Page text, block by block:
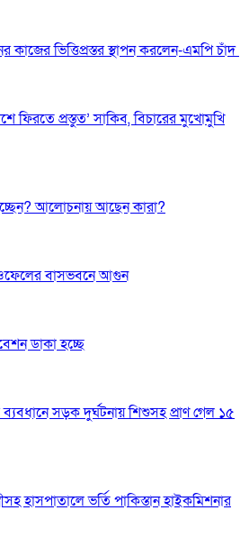
কাজের ভিত্তিপ্রস্তর স্থাপন করলেন-এমপি চাঁদ
ফিরতে প্রস্তুত’ সাকিব, বিচারের মুখোমুখি
আলোচনায় আছেন কারা?
নওফেলের বাসভবনে আগুন
ডাকা হচ্ছে
সড়ক দুর্ঘটনায় শিশুসহ প্রাণ গেল ১৫
হাসপাতালে ভর্তি পাকিস্তান হাইকমিশনার